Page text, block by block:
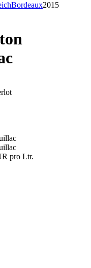
Bordeaux2015
pro Ltr.